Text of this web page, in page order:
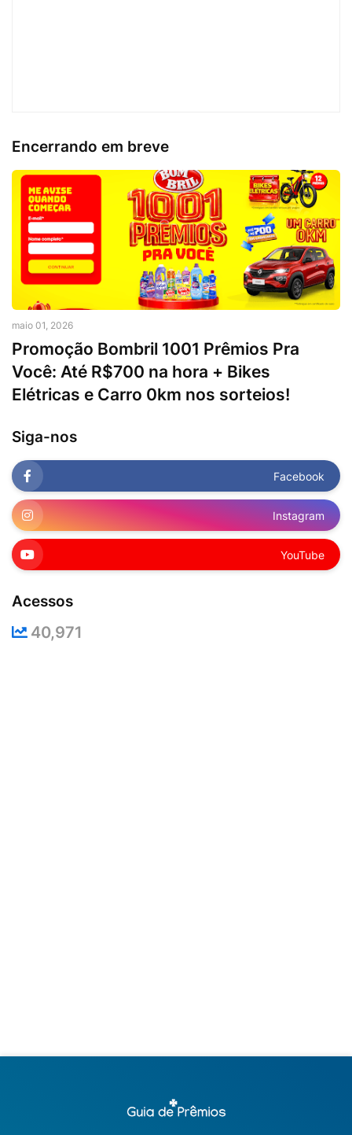
Encerrando em breve
maio 01, 2026
Promoção Bombril 1001 Prêmios Pra
Você: Até R$700 na hora + Bikes
Elétricas e Carro 0km nos sorteios!
Siga-nos
Facebook
Instagram
YouTube
Acessos
40,971